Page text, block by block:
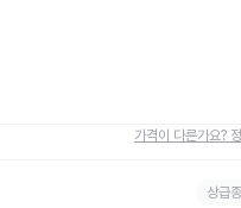
가격이 다른가요?
상급